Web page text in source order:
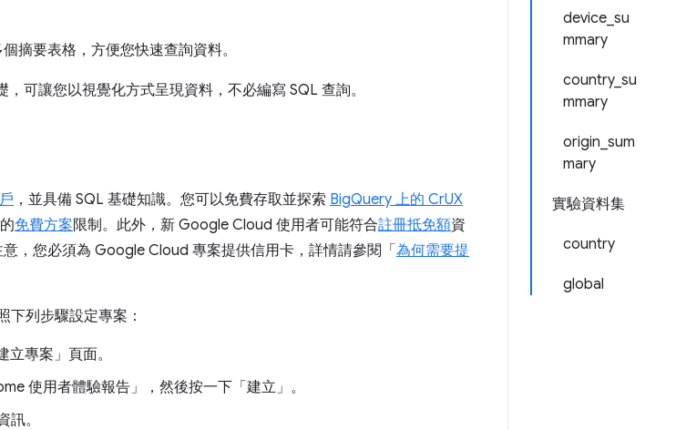
device_su
mmary
country_su
mmary
origin_sum
mary
實驗資料集
country
global
摘要表格，方便您快速查詢資料。
，可讓您以視覺化方式呈現資料，不必編寫 SQL 查詢。
，並具備 SQL 基礎知識。您可以免費存取並探索 BigQuery 上的 CrUX
免費方案限制。此外，新 Google Cloud 使用者可能符合註冊抵免額資
，您必須為 Google Cloud 專案提供信用卡，詳情請參閱「 為何需要提
下列步驟設定專案：
立專案」 頁面。
使用者體驗報告」，然後按一下「建立」。
。